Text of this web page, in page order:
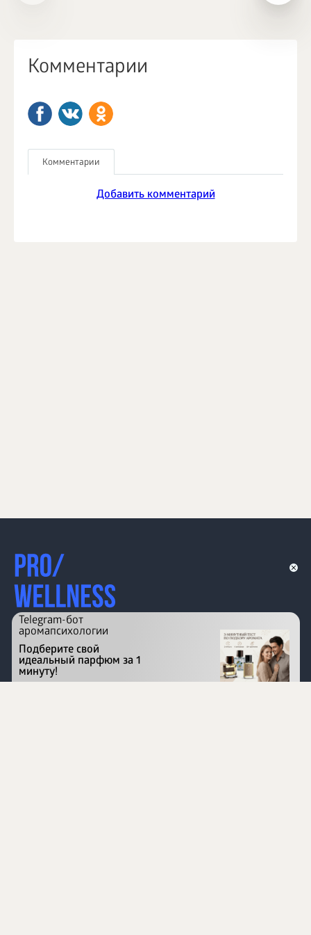
Комментарии
Комментарии
Добавить комментарий
Перейти на сайт
Telegram-бот
аромапсихологии
Подберите свой
идеальный парфюм за 1
минуту!